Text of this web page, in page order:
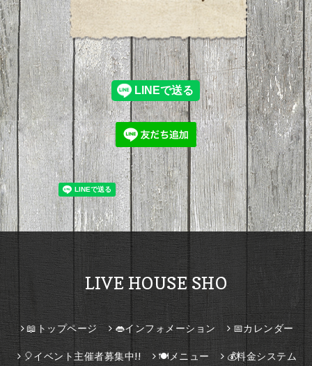
LIVE HOUSE SHO
📖トップページ 👄インフォメーション 📅カレンダー
🎈イベント主催者募集中!! 🍽️メニュー 💰料金システム